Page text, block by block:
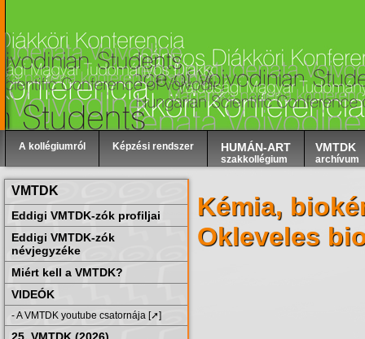
A kollégiumról Képzési rendszer HUMÁN-ART
szakkollégium
VMTDK
archívum
VMTDK
Eddigi VMTDK-zók profiljai
Eddigi VMTDK-zók
névjegyzéke
Miért kell a VMTDK?
VIDEÓK
- A VMTDK youtube csatornája [➚]
Kémia,
Okleveles